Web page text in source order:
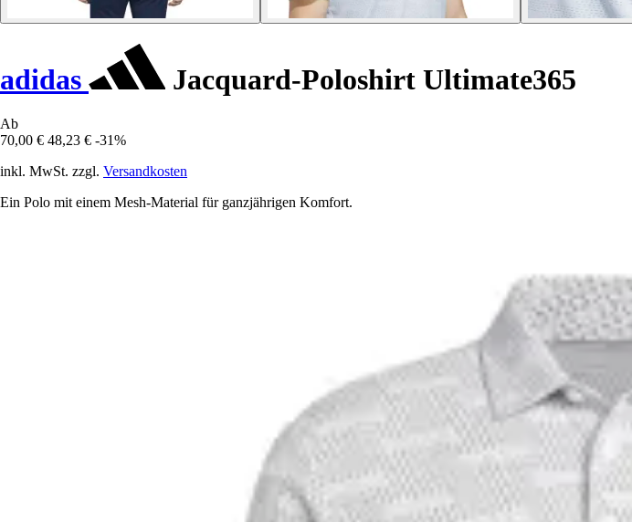
adidas Jacquard-Poloshirt Ultimate365
Ab
70,00 € 48,23 € -31%
inkl. MwSt. zzgl. Versandkosten
Ein Polo mit einem Mesh-Material für ganzjährigen Komfort.